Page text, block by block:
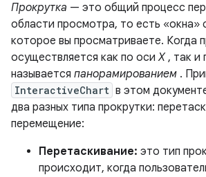
Прокрутка — это общий процесс
области просмотра, то есть
которое вы просматриваете. Когда
осуществляется как по осиX, так и
называется панорамированием .
InteractiveChart в этом
два разных типа прокрутки:
перемещение:
Перетаскивание: это тип
происходит, когда